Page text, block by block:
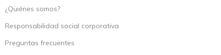
¿Quiénes somos?
Responsabilidad social corporativa
Preguntas frecuentes